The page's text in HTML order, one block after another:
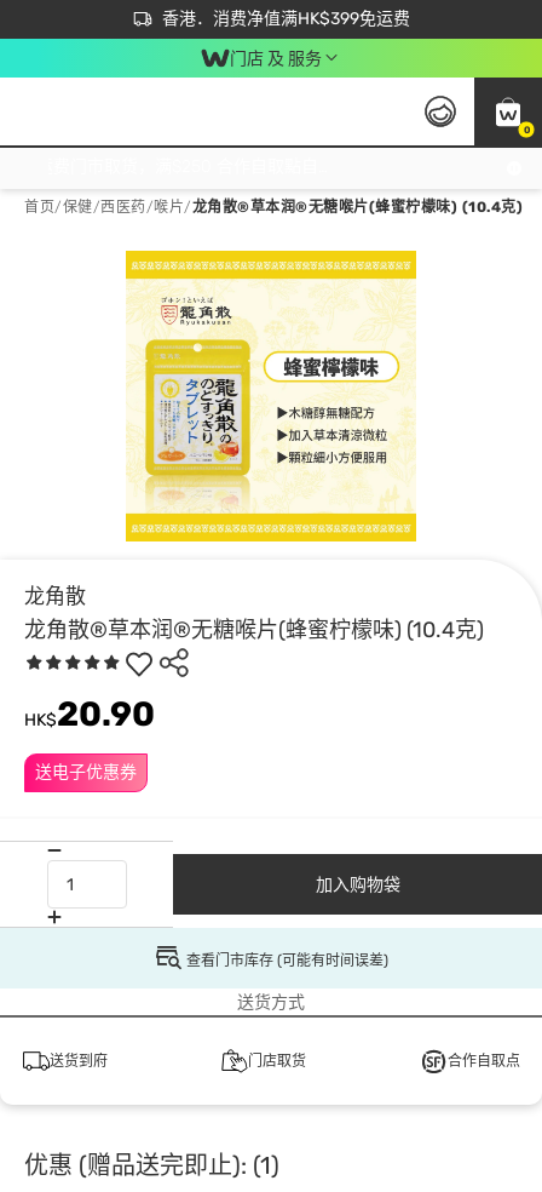
香港．消费净值满HK$399免运费
立即成为易赏钱会员尽享独家优惠
首次APP下单买满$450 输入 NEWAPP 即减$50
门店 及 服务
0
首页/保健/西医药/喉片/龙角散®草本润®无糖喉片(蜂蜜柠檬味) (10.4克)
龙角散
龙角散®草本润®无糖喉片(蜂蜜柠檬味) (10.4克)
送电子优惠券
HK$20.90
加入购物袋
查看门市库存 (可能有时间误差)
送货方式
送货到府 门店取货 合作自取点
优惠 (赠品送完即止): (1)